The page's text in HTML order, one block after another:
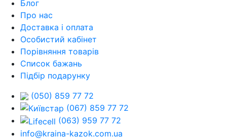
Блог
Про нас
Доставка і оплата
Особистий кабінет
Порівняння товарів
Список бажань
Підбір подарунку
(050) 859 77 72
(067) 859 77 72
(063) 959 77 72
info@kraina-kazok.com.ua